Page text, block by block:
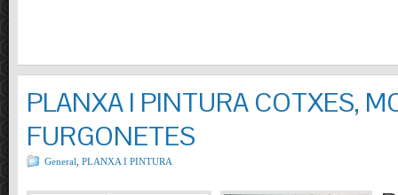
PLANXA I PINTURA COTXES,
FURGONETES
General PLANXA I PINTURA